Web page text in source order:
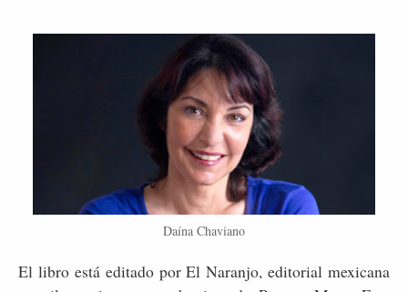
Daína Chaviano
El libro está editado por El Naranjo, editorial mexicana